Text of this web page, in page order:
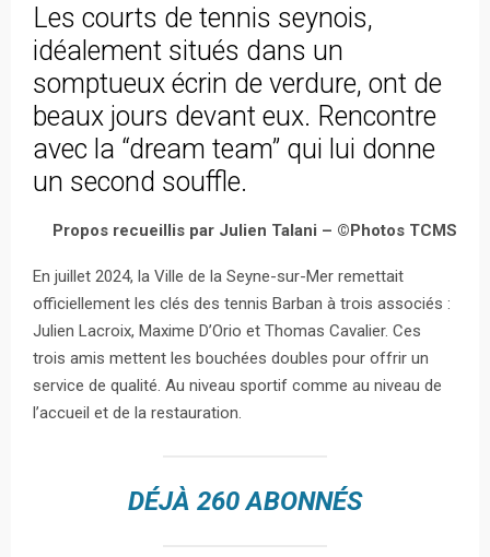
Les courts de tennis seynois,
idéalement situés dans un
somptueux écrin de verdure, ont de
beaux jours devant eux. Rencontre
avec la “dream team” qui lui donne
un second souffle.
Propos recueillis par Julien Talani – ©Photos TCMS
En juillet 2024, la Ville de la Seyne-sur-Mer remettait
officiellement les clés des tennis Barban à trois associés :
Julien Lacroix, Maxime D’Orio et Thomas Cavalier. Ces
trois amis mettent les bouchées doubles pour offrir un
service de qualité. Au niveau sportif comme au niveau de
l’accueil et de la restauration.
DÉJÀ 260 ABONNÉS